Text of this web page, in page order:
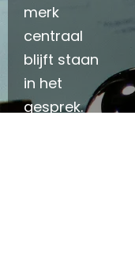
merk
centraal
blijft staan ​​
in het
gesprek.